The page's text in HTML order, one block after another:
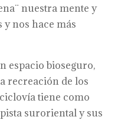
nuestra mente y
nos hace más
espacio bioseguro,
recreación de los
tiene como
suroriental y sus